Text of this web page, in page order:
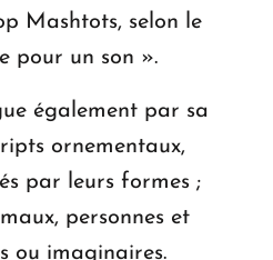
Mashtots, selon le
pour un son ».
également par sa
ornementaux,
par leurs formes ;
personnes et
ou imaginaires.